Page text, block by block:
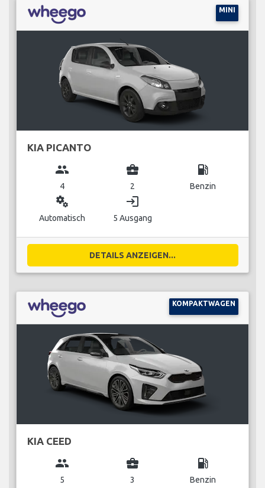
MINI
KIA PICANTO
group
4
business_center
2
local_gas_station
Benzin
miscellaneous_services
Automatisch
login
5 Ausgang
DETAILS ANZEIGEN...
KOMPAKTWAGEN
KIA CEED
group
5
business_center
3
local_gas_station
Benzin